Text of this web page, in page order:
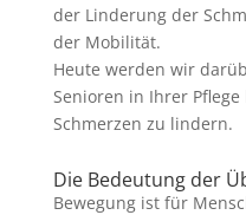
der Linderung der
der Mobilität.
Heute werden wir
Senioren in Ihrer
Schmerzen zu lindern.
Die Bedeutung der
Bewegung ist für